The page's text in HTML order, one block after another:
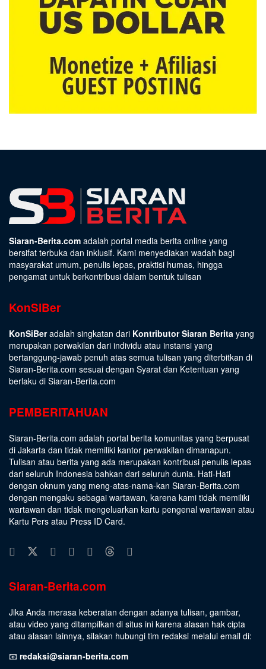
Siaran-Berita.com adalah portal media berita online yang
bersifat terbuka dan inklusif. Kami menyediakan wadah bagi
masyarakat umum, penulis lepas, praktisi humas, hingga
pengamat untuk berkontribusi dalam bentuk tulisan
KonSiBer
KonSiBeradalah singkatan dari Kontributor Siaran Berita yang
merupakan perwakilan dari individu atau instansi yang
bertanggung-jawab penuh atas semua tulisan yang diterbitkan di
Siaran-Berita.com sesuai dengan Syarat dan Ketentuan yang
berlaku di Siaran-Berita.com
PEMBERITAHUAN
Siaran-Berita.com adalah portal berita komunitas yang berpusat
di Jakarta dan tidak memiliki kantor perwakilan dimanapun.
Tulisan atau berita yang ada merupakan kontribusi penulis lepas
dari seluruh Indonesia bahkan dari seluruh dunia. Hati-Hati
dengan oknum yang meng-atas-nama-kan Siaran-Berita.com
dengan mengaku sebagai wartawan, karena kami tidak memiliki
wartawan dan tidak mengeluarkan kartu pengenal wartawan atau
Kartu Pers atau Press ID Card.
Siaran-Berita.com
Jika Anda merasa keberatan dengan adanya tulisan, gambar,
atau video yang ditampilkan di situs ini karena alasan hak cipta
atau alasan lainnya, silakan hubungi tim redaksi melalui email di:
📧 redaksi@siaran-berita.com